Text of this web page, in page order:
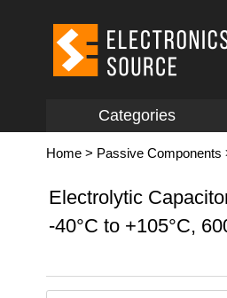
Categories
Home > Passive Components
Electrolytic
-40°C to +105°C,